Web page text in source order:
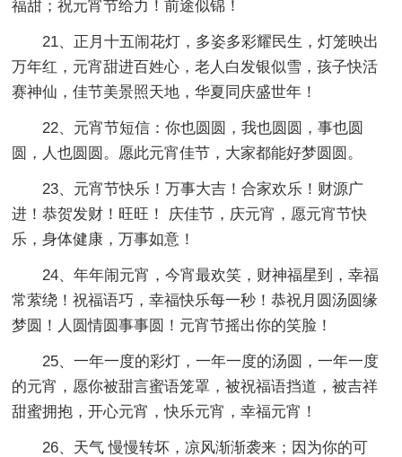
福甜；祝元宵节给力！前途似锦！
21、正月十五闹花灯，多姿多彩耀民生，灯笼映出
万年红，元宵甜进百姓心，老人白发银似雪，孩子快活
赛神仙，佳节美景照天地，华夏同庆盛世年！
22、元宵节短信：你也圆圆，我也圆圆，事也圆
圆，人也圆圆。愿此元宵佳节，大家都能好梦圆圆。
23、元宵节快乐！万事大吉！合家欢乐！财源广
进！恭贺发财！旺旺！ 庆佳节，庆元宵，愿元宵节快
乐，身体健康，万事如意！
24、年年闹元宵，今宵最欢笑，财神福星到，幸福
常萦绕！祝福语巧，幸福快乐每一秒！恭祝月圆汤圆缘
梦圆！人圆情圆事事圆！元宵节摇出你的笑脸！
25、一年一度的彩灯，一年一度的汤圆，一年一度
的元宵，愿你被甜言蜜语笼罩，被祝福语挡道，被吉祥
甜蜜拥抱，开心元宵，快乐元宵，幸福元宵！
26、天气 慢慢转坏，凉风渐渐袭来；因为你的可